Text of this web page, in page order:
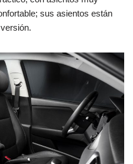
sus asientos están